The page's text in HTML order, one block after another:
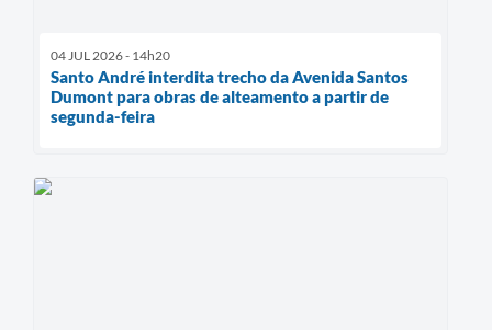
04 JUL 2026 - 14h20
Santo André interdita trecho da Avenida Santos
Dumont para obras de alteamento a partir de
segunda-feira